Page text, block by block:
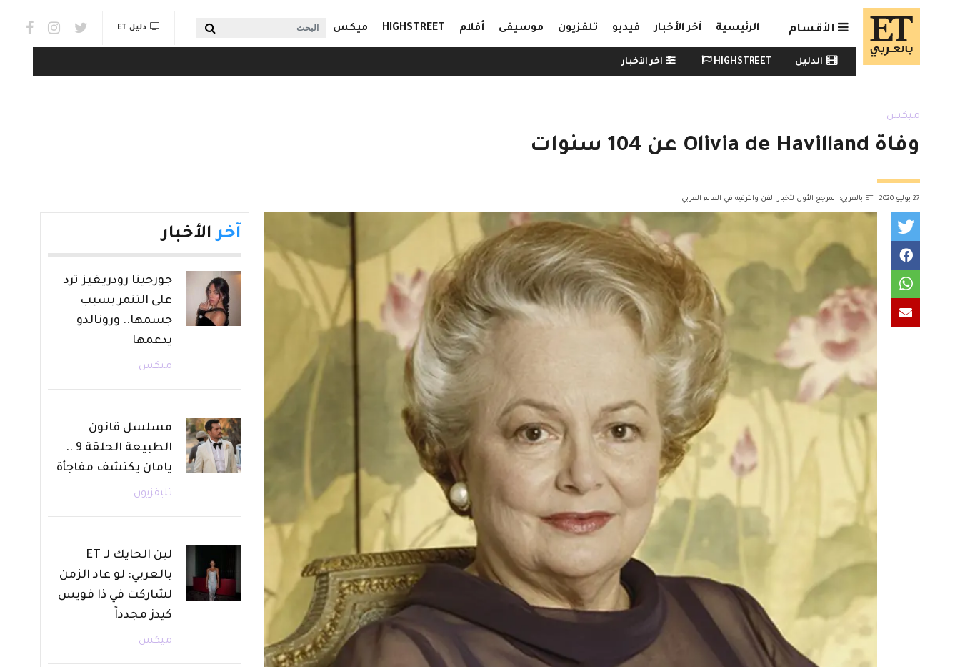
Skip to main content
الأقسام الرئيسية آخر الأخبار فيديو تلفزيون موسيقى أفلام HIGHSTREET ميكس البحث links & Watch
دليل ET
Watch menu
الدليل HIGHSTREET آخر الأخبار
ميكس
وفاة Olivia de Havilland عن 104 سنوات
27 يوليو 2020 | ET بالعربي: المرجع الأول لأخبار الفن والترفيه في العالم العربي
آخر الأخبار
جورجينا رودريغيز ترد
على التنمر بسبب
جسمها.. ورونالدو
يدعمها
ميكس
مسلسل قانون
الطبيعة الحلقة 9 ..
يامان يكتشف مفاجأة
تليفزيون
لين الحايك لـ ET
بالعربي: لو عاد الزمن
لشاركت في ذا فويس
كيدز مجدداً
ميكس